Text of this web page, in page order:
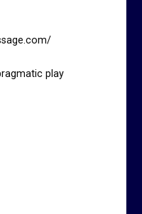
play